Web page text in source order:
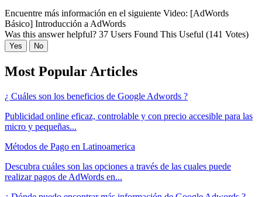
Encuentre más información en el siguiente Video: [AdWords
Básico] Introducción a AdWords
Was this answer helpful? 37 Users Found This Useful (141 Votes)
Yes No
Most Popular Articles
¿ Cuáles son los beneficios de Google Adwords ?
Publicidad online eficaz, controlable y con precio accesible para las
micro y pequeñas...
Métodos de Pago en Latinoamerica
Descubra cuáles son las opciones a través de las cuales puede
realizar pagos de AdWords en...